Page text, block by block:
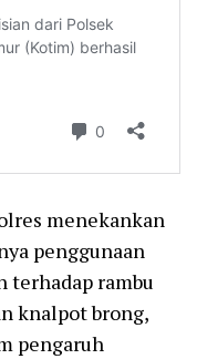
menekankan
penggunaan
terhadap rambu
knalpot brong,
pengaruh